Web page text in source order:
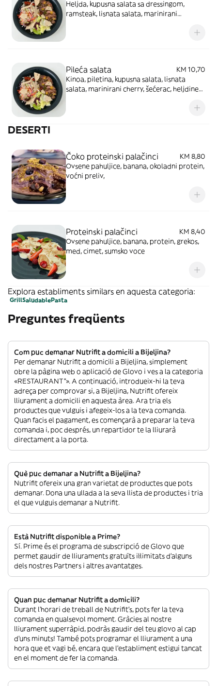
Heljda, kupusna salata sa dressingom,
ramsteak, lisnata salata, marinirani
Pileća salata
KM 10,70
Kinoa, piletina, kupusna salata, lisnata
salata, marinirani cherry, šećerac, heljdine
DESERTI
Čoko proteinski palačinci
KM 8,80
Ovsene pahuljice, banana, okoladni protein,
voćni preliv,
Proteinski palačinci
KM 8,40
Ovsene pahuljice, banana, protein, grekos,
med, cimet, sumsko voce
Explora establiments similars en aquesta categoria:
GrillSaludablePasta
Preguntes freqüents
Com puc demanar Nutrifit a domicili a Bijeljina?
Per demanar Nutrifit a domicili a Bijeljina, simplement
obre la pàgina web o aplicació de Glovo i ves a la categoria
«RESTAURANT”». A continuació, introdueix-hi la teva
adreça per comprovar si, a Bijeljina, Nutrifit ofereix
lliurament a domicili en aquesta àrea. Ara tria els
productes que vulguis i afegeix-los a la teva comanda.
Quan facis el pagament, es començarà a preparar la teva
comanda i, poc després, un repartidor te la lliurarà
directament a la porta.
Què puc demanar a Nutrifit a Bijeljina?
Nutrifit ofereix una gran varietat de productes que pots
demanar. Dona una ullada a la seva llista de productes i tria
el que vulguis demanar a Nutrifit.
Està Nutrifit disponible a Prime?
Sí. Prime és el programa de subscripció de Glovo que
permet gaudir de lliuraments gratuïts il·limitats d’alguns
dels nostres Partners i altres avantatges.
Quan puc demanar Nutrifit a domicili?
Durant l’horari de treball de Nutrifit’s, pots fer la teva
comanda en qualsevol moment. Gràcies al nostre
lliurament superràpid, podràs gaudir del teu glovo al cap
d’uns minuts! També pots programar el lliurament a una
hora que et vagi bé, encara que l’establiment estigui tancat
en el moment de fer la comanda.